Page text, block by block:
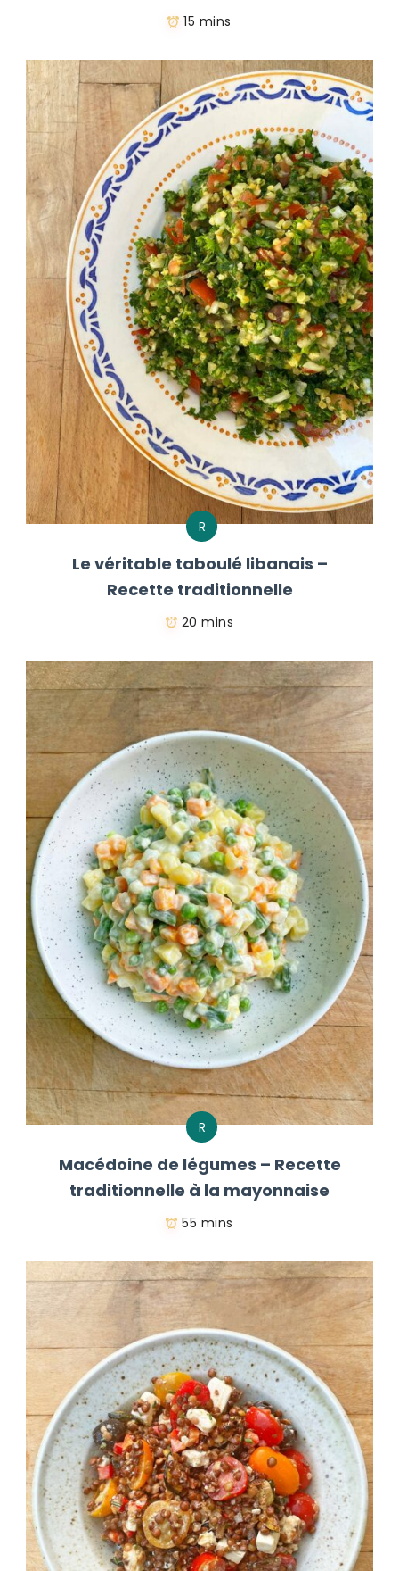
15 mins
R
Le véritable taboulé libanais –
Recette traditionnelle
20 mins
R
Macédoine de légumes – Recette
traditionnelle à la mayonnaise
55 mins